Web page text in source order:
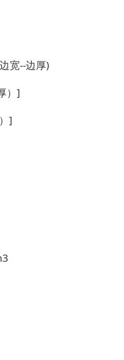
宽--边厚)
）]
]